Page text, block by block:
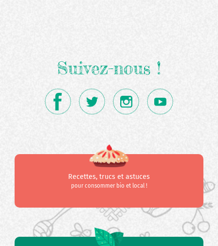
Suivez-nous !
Recettes, trucs et astuces
pour consommer bio et local !